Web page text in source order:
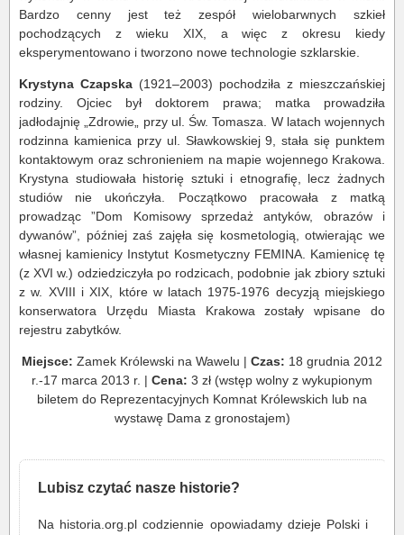
Bardzo cenny jest też zespół wielobarwnych szkieł
pochodzących z wieku XIX, a więc z okresu kiedy
eksperymentowano i tworzono nowe technologie szklarskie.
Krystyna Czapska (1921–2003) pochodziła z mieszczańskiej
rodziny. Ojciec był doktorem prawa; matka prowadziła
jadłodajnię „Zdrowie„ przy ul. Św. Tomasza. W latach wojennych
rodzinna kamienica przy ul. Sławkowskiej 9, stała się punktem
kontaktowym oraz schronieniem na mapie wojennego Krakowa.
Krystyna studiowała historię sztuki i etnografię, lecz żadnych
studiów nie ukończyła. Początkowo pracowała z matką
prowadząc ”Dom Komisowy sprzedaż antyków, obrazów i
dywanów”, później zaś zajęła się kosmetologią, otwierając we
własnej kamienicy Instytut Kosmetyczny FEMINA. Kamienicę tę
(z XVI w.) odziedziczyła po rodzicach, podobnie jak zbiory sztuki
z w. XVIII i XIX, które w latach 1975-1976 decyzją miejskiego
konserwatora Urzędu Miasta Krakowa zostały wpisane do
rejestru zabytków.
Miejsce: Zamek Królewski na Wawelu | Czas: 18 grudnia 2012
r.-17 marca 2013 r. | Cena: 3 zł (wstęp wolny z wykupionym
biletem do Reprezentacyjnych Komnat Królewskich lub na
wystawę Dama z gronostajem)
Lubisz czytać nasze historie?
Na historia.org.pl codziennie opowiadamy dzieje Polski i